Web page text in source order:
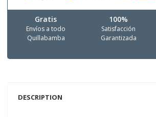
Gratis
Envíos a todo
Quillabamba
100%
Satisfacción
Garantizada
DESCRIPTION